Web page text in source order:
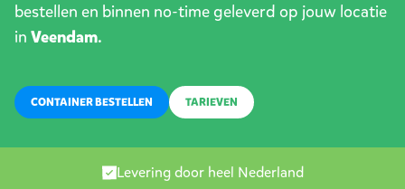
bestellen en binnen no-time geleverd op jouw locatie
in Veendam.
CONTAINER BESTELLEN TARIEVEN
Levering door heel Nederland